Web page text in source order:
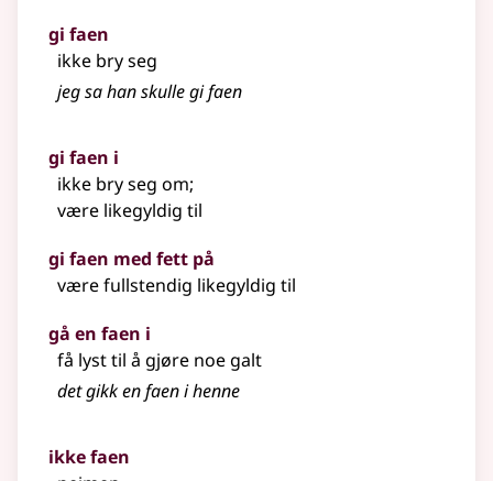
gi faen
ikke bry seg
jeg sa han skulle gi faen
gi faen i
ikke bry seg om;
være likegyldig til
gi faen med fett på
være fullstendig likegyldig til
gå en faen i
få lyst til å gjøre noe galt
det gikk en faen i henne
ikke faen